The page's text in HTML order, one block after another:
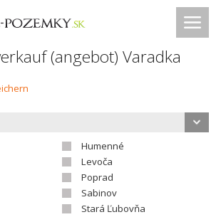
(angebot) Varadka
Humenné
Levoča
Poprad
Sabinov
Stará Ľubovňa